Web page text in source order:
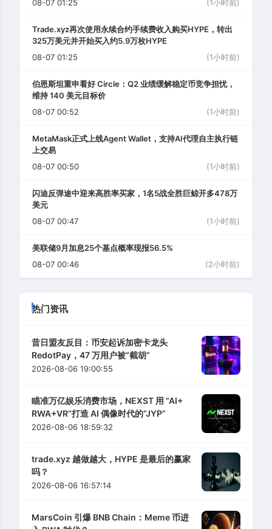
08-07 01:25
(1小时前)
Trade.xyz再次使用永续合约手续费收入购买HYPE，转出
325万美元并开始买入约5.9万枚HYPE
08-07 01:25
(1小时前)
伯恩斯坦重申看好 Circle：Q2 业绩缓解稳定币竞争担忧，
维持 140 美元目标价
08-07 00:52
(1小时前)
MetaMask正式上线Agent Wallet，支持AI代理自主执行链
上交易
08-07 00:50
(1小时前)
闪迪反弹途中迎来高胜率买家，1名5战全胜巨鲸开多478万
美元
08-07 00:47
(1小时前)
美联储9月加息25个基点概率现报56.5%
08-07 00:46
(2小时前)
热门资讯
昔日盟友反目：币安起诉加密卡龙头
RedotPay，47 万用户被“截胡”
2026-08-06 19:00:55
瞄准万亿娱乐消费市场，NEXST 用 “AI+
RWA+VR”打造 AI 偶像时代的“JYP”
2026-08-06 18:59:32
trade.xyz 越做越大，HYPE 是最后的赢家
吗？
2026-08-06 16:57:14
MarsCoin 引爆 BNB Chain：Meme 币进